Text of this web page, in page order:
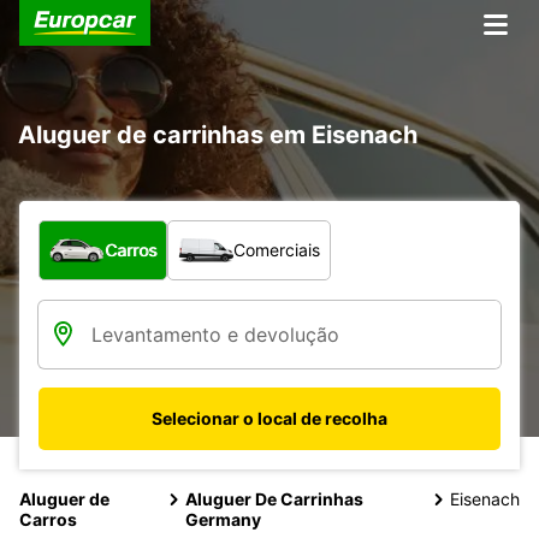
Aluguer de carrinhas em Eisenach
Que tipo de veículo pretende?
Carros Comerciais
Selecionar o local de recolha
Aluguer de
Carros
Aluguer De Carrinhas
Germany
Eisenach